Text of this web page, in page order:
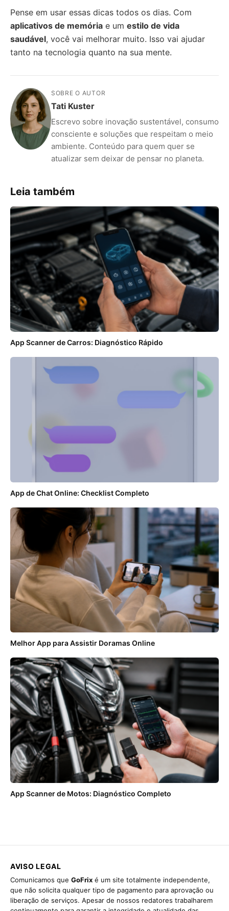
Pense em usar essas dicas todos os dias. Com
aplicativos de memória e um estilo de vida
saudável, você vai melhorar muito. Isso vai ajudar
tanto na tecnologia quanto na sua mente.
SOBRE O AUTOR
Tati Kuster
Escrevo sobre inovação sustentável, consumo
consciente e soluções que respeitam o meio
ambiente. Conteúdo para quem quer se
atualizar sem deixar de pensar no planeta.
Leia também
App Scanner de Carros: Diagnóstico Rápido
App de Chat Online: Checklist Completo
Melhor App para Assistir Doramas Online
App Scanner de Motos: Diagnóstico Completo
AVISO LEGAL
Comunicamos que GoFrix é um site totalmente independente,
que não solicita qualquer tipo de pagamento para aprovação ou
liberação de serviços. Apesar de nossos redatores trabalharem